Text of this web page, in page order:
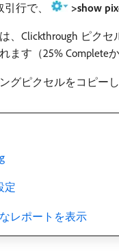
引行で、 >show
、Clickthrough ピク
ます（25% Completeか
グピクセルをコピー
定
レポートを表示